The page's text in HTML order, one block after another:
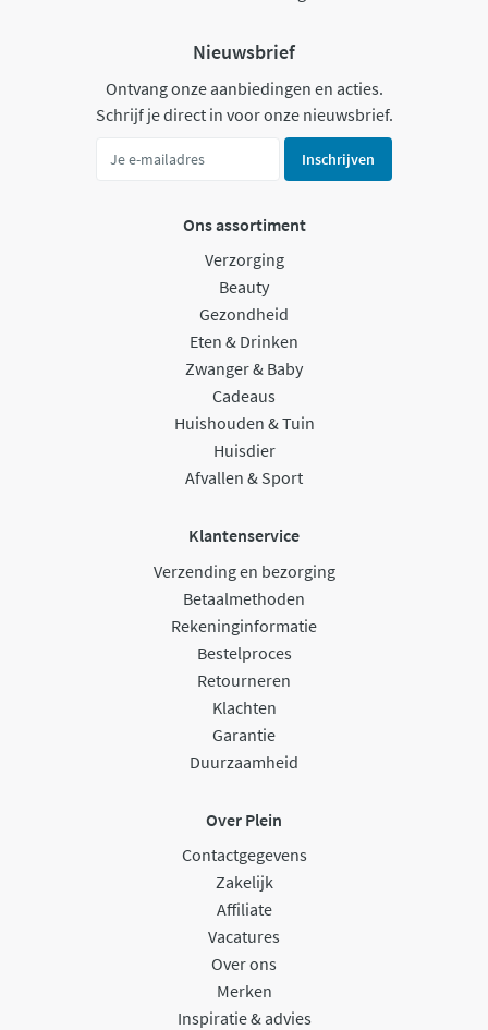
Nieuwsbrief
Ontvang onze aanbiedingen en acties.
Schrijf je direct in voor onze nieuwsbrief.
Inschrijven
Ons assortiment
Verzorging
Beauty
Gezondheid
Eten & Drinken
Zwanger & Baby
Cadeaus
Huishouden & Tuin
Huisdier
Afvallen & Sport
Klantenservice
Verzending en bezorging
Betaalmethoden
Rekeninginformatie
Bestelproces
Retourneren
Klachten
Garantie
Duurzaamheid
Over Plein
Contactgegevens
Zakelijk
Affiliate
Vacatures
Over ons
Merken
Inspiratie & advies